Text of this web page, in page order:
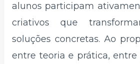
alunos participam
criativos que
soluções concretas. Ao
entre teoria e prática, entre